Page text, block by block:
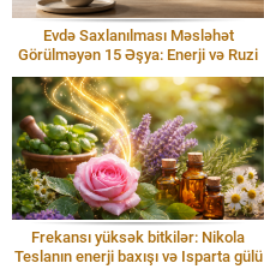
Evdə Saxlanılması Məsləhət
Görülməyən 15 Əşya: Enerji və Ruzi
Frekansı yüksək bitkilər: Nikola
Teslanın enerji baxışı və Isparta gülü